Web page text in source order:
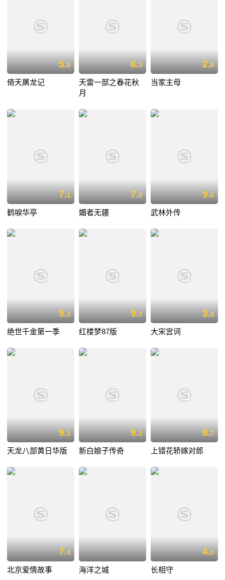
5.8
倚天屠龙记
6.3
天雷一部之春花秋
月
2.8
当家主母
7.1
鹤唳华亭
7.0
媚者无疆
9.6
武林外传
5.4
绝世千金第一季
9.7
红楼梦87版
3.8
大宋宫词
9.1
天龙八部黄日华版
9.1
新白娘子传奇
8.7
上错花轿嫁对郎
7.4
北京爱情故事 海洋之城
4.0
长相守